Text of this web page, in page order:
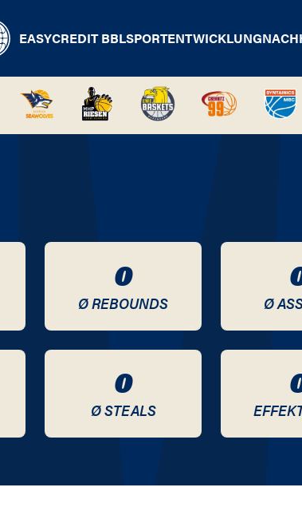
EASYCREDIT BBLSPORTENTWICKLUNG
0
Ø REBOUNDS Ø
0
Ø STEALS